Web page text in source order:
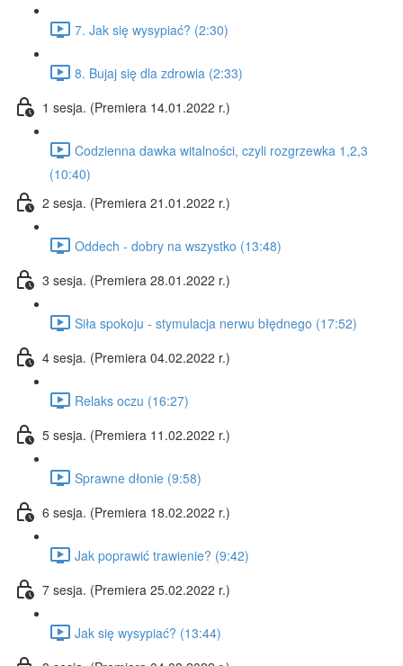
7. Jak się wysypiać? (2:30)
8. Bujaj się dla zdrowia (2:33)
1 sesja. (Premiera 14.01.2022 r.)
Codzienna dawka witalności, czyli rozgrzewka 1,2,3
(10:40)
2 sesja. (Premiera 21.01.2022 r.)
Oddech - dobry na wszystko (13:48)
3 sesja. (Premiera 28.01.2022 r.)
Siła spokoju - stymulacja nerwu błędnego (17:52)
4 sesja. (Premiera 04.02.2022 r.)
Relaks oczu (16:27)
5 sesja. (Premiera 11.02.2022 r.)
Sprawne dłonie (9:58)
6 sesja. (Premiera 18.02.2022 r.)
Jak poprawić trawienie? (9:42)
7 sesja. (Premiera 25.02.2022 r.)
Jak się wysypiać? (13:44)